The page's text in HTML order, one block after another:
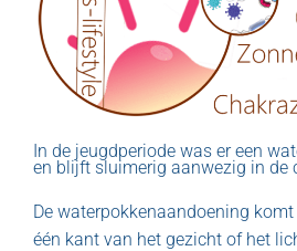
In de jeugdperiode was er een
en blijft sluimerig aanwezig in de
De waterpokkenaandoening
één kant van het gezicht of het